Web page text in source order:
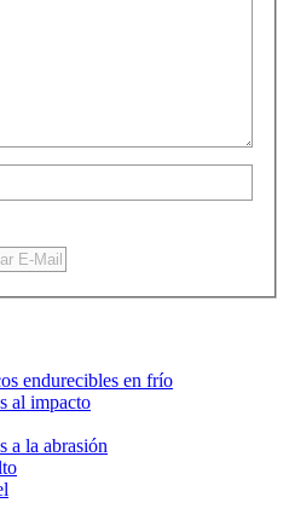
endurecibles en frío
al impacto
a la abrasión